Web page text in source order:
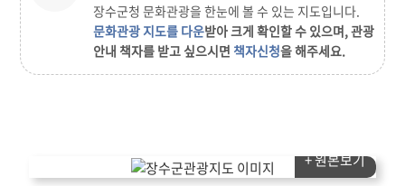
장수군청 문화관광을 한눈에 볼 수 있는 지도입니다.
문화관광 지도를 다운받아 크게 확인할 수 있으며, 관광
안내 책자를 받고 싶으시면 책자신청을 해주세요.
+ 원본보기